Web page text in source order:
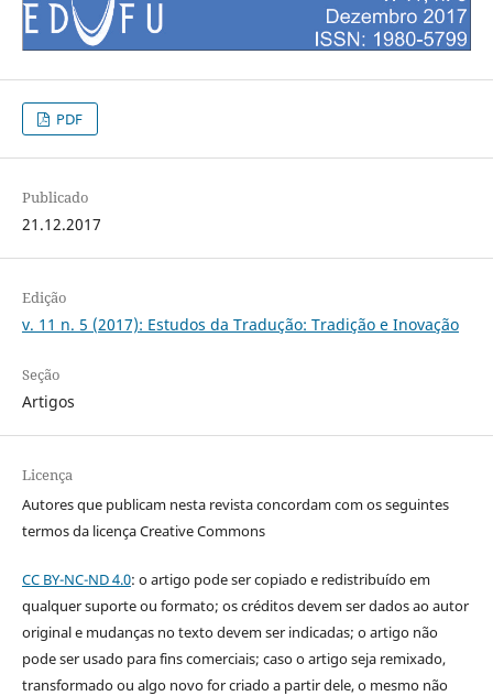
PDF
Publicado
21.12.2017
Edição
v. 11 n. 5 (2017): Estudos da Tradução: Tradição e Inovação
Seção
Artigos
Licença
Autores que publicam nesta revista concordam com os seguintes
termos da licença Creative Commons
CC BY-NC-ND 4.0: o artigo pode ser copiado e redistribuído em
qualquer suporte ou formato; os créditos devem ser dados ao autor
original e mudanças no texto devem ser indicadas; o artigo não
pode ser usado para fins comerciais; caso o artigo seja remixado,
transformado ou algo novo for criado a partir dele, o mesmo não